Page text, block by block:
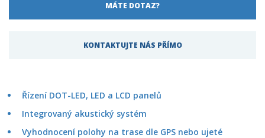
MÁTE DOTAZ?
KONTAKTUJTE NÁS PŘÍMO
Řízení DOT-LED, LED a LCD panelů
Integrovaný akustický systém
Vyhodnocení polohy na trase dle GPS nebo ujeté